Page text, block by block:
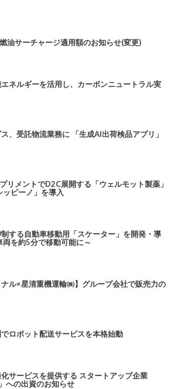
サーチャージ適用額のお知らせ(変更)
ネルギーを活用し、カーボンニュートラル実
、受託物流業務に 「生成AI出荷検品アプリ」
リメントでD2C展開する「ウェルモット製薬」
ピーノ」を導入
する自動車移動用「スケーター」を開発・導
を約5分で移動可能に～
ナル×星清重機運輸㈱】グループ会社で販売力の
ロボット配送サービスを本格始動
化サービスを提供する スタートアップ企業
への出資のお知らせ